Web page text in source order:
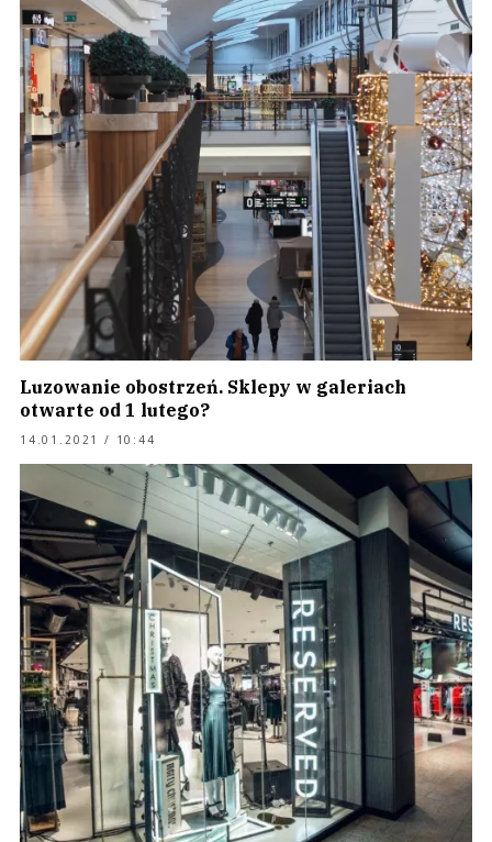
Luzowanie obostrzeń. Sklepy w galeriach
otwarte od 1 lutego?
14.01.2021 / 10:44